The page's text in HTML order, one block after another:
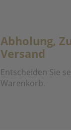
Abholung,
Versand
Entscheiden Sie
Warenkorb.